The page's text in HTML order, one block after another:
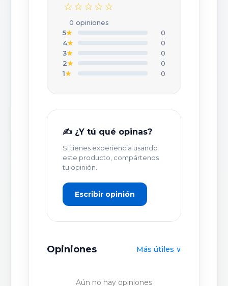
☆☆☆☆☆
0 opiniones
5★
0
4★
0
3★
0
2★
0
1★ 0
✍️ ¿Y tú qué opinas?
Si tienes experiencia usando
este producto, compártenos
tu opinión.
Escribir opinión
Opiniones Más útiles ∨
Aún no hay opiniones
CALIFICACIÓN *
★
★
TU NOMBRE O APODO *
TU OPINIÓN DETALLADA *